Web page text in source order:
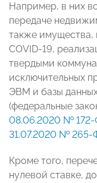
Например, в них
передаче
также имущества,
COVID-19,
твердыми
исключительных
ЭВМ и базы
(федеральные
08.06.2020 №
31.07.2020 № 265-
Кроме того,
нулевой ставке,